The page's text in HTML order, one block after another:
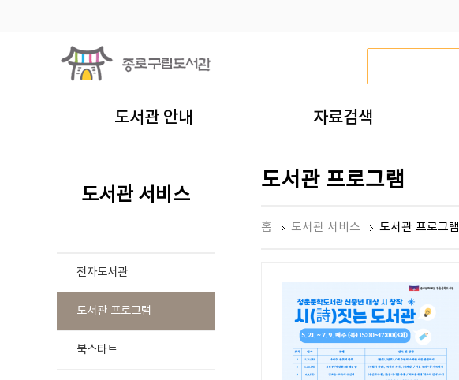
도서관 안내 자료검색
도서관 서비스
전자도서관
도서관 프로그램
북스타트
도서관 프로그램
홈 도서관 서비스 도서관 프로그램